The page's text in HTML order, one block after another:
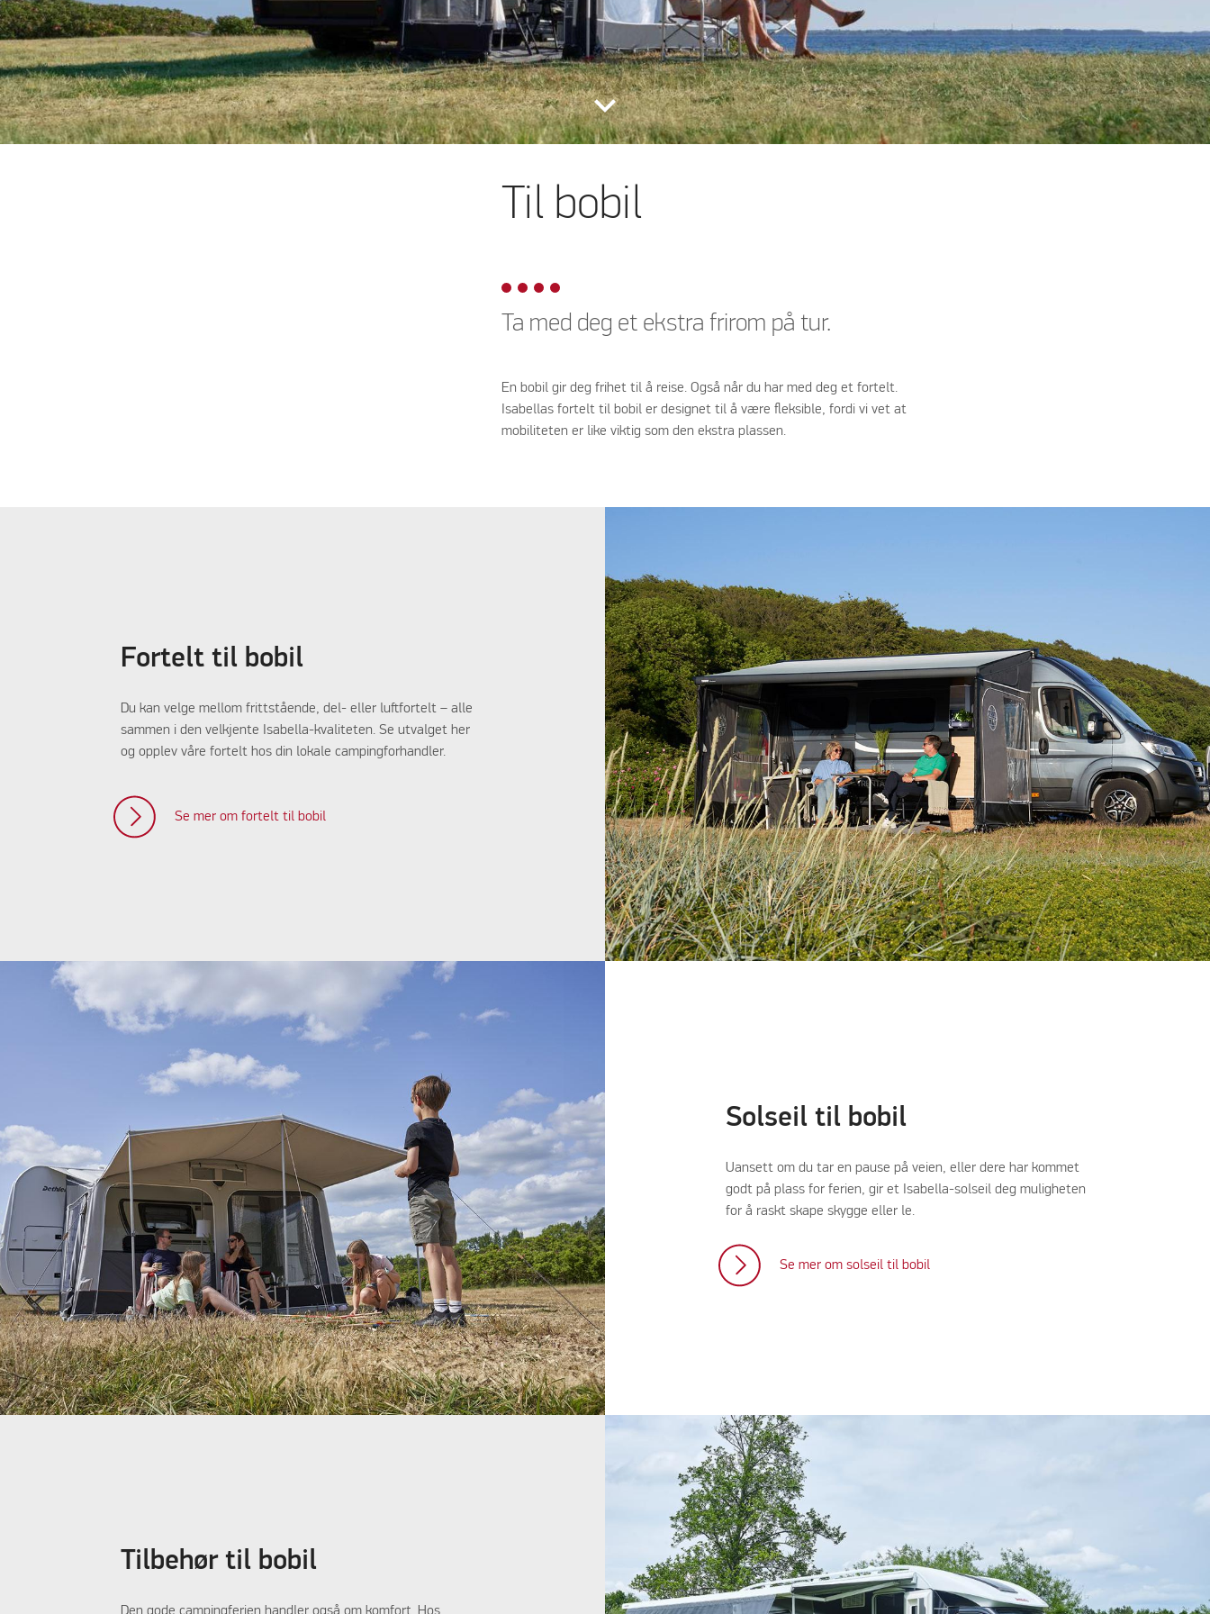
keyboard_arrow_down
Til bobil
Ta med deg et ekstra frirom på tur.
En bobil gir deg frihet til å reise. Også når du har med deg et fortelt.
Isabellas fortelt til bobil er designet til å være fleksible, fordi vi vet at
mobiliteten er like viktig som den ekstra plassen.
Fortelt til bobil
Du kan velge mellom frittstående, del- eller luftfortelt – alle
sammen i den velkjente Isabella-kvaliteten. Se utvalget her
og opplev våre fortelt hos din lokale campingforhandler.
Se mer om fortelt til bobil
Solseil til bobil
Uansett om du tar en pause på veien, eller dere har kommet
godt på plass for ferien, gir et Isabella-solseil deg muligheten
for å raskt skape skygge eller le.
Se mer om solseil til bobil
Tilbehør til bobil
Den gode campingferien handler også om komfort. Hos